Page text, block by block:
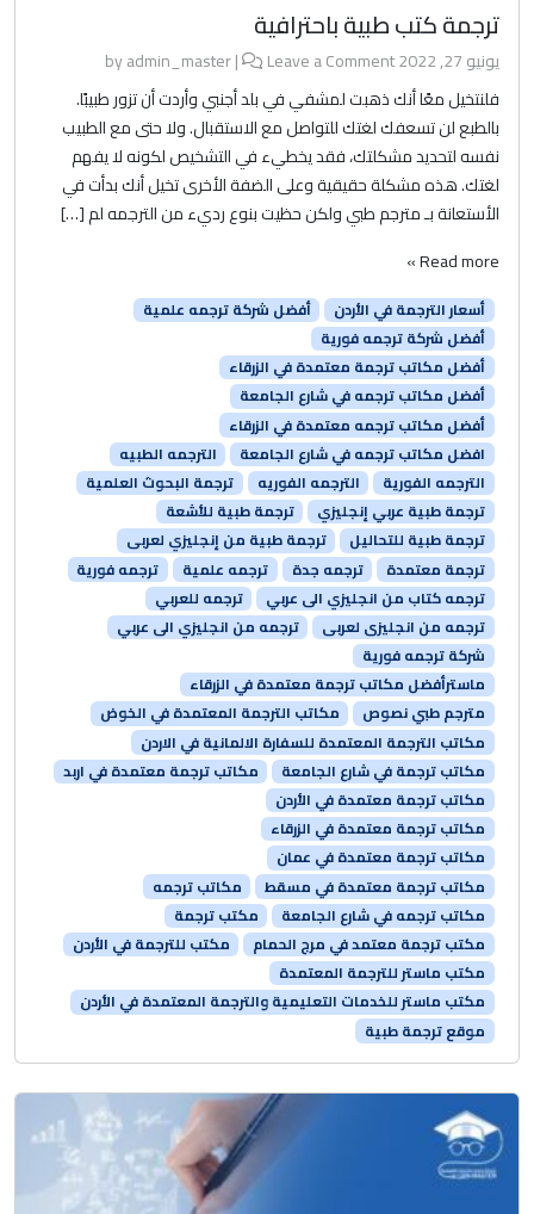
ترجمة كتب طبية باحترافية
يونيو 27, 2022 admin_master|
Leave a Comment
فلنتخيل معًا أنك ذهبت لمشفي في بلد أجنبي وأردت أن تزور طبيبًا.
بالطبع لن تسعفك لغتك للتواصل مع الاستقبال. ولا حتى مع الطبيب
نفسه لتحديد مشكلتك، فقد يخطيء في التشخيص لكونه لا يفهم
لغتك. هذه مشكلة حقيقية وعلى الضفة الأخرى تخيل أنك بدأت في
الأستعانة بـ مترجم طبي ولكن حظيت بنوع رديء من الترجمه لم […]
Read more »
أسعار الترجمة في الأردن
أفضل شركة ترجمه علمية
أفضل شركة ترجمه فورية
أفضل مكاتب ترجمة معتمدة في الزرقاء
أفضل مكاتب ترجمه في شارع الجامعة
أفضل مكاتب ترجمه معتمدة في الزرقاء
افضل مكاتب ترجمه في شارع الجامعة
الترجمه الطبيه
الترجمه الفورية
الترجمه الفوريه
ترجمة البحوث العلمية
ترجمة طبية عربي إنجليزي
ترجمة طبية للأشعة
ترجمة طبية للتحاليل
ترجمة طبية من إنجليزي لعربى
ترجمة معتمدة
ترجمه جدة ترجمه علمية
ترجمه فورية
ترجمه كتاب من انجليزي الى عربي
ترجمه للعربي
ترجمه من انجليزى لعربى
ترجمه من انجليزي الى عربي
شركة ترجمه فورية
ماسترأفضل مكاتب ترجمة معتمدة في الزرقاء
مترجم طبي نصوص
مكاتب الترجمة المعتمدة في الخوض
مكاتب الترجمة المعتمدة للسفارة الالمانية في الاردن
مكاتب ترجمة في شارع الجامعة
مكاتب ترجمة معتمدة في اربد
مكاتب ترجمة معتمدة في الأردن
مكاتب ترجمة معتمدة في الزرقاء
مكاتب ترجمة معتمدة في عمان
مكاتب ترجمة معتمدة في مسقط
مكاتب ترجمه
مكاتب ترجمه في شارع الجامعة
مكتب ترجمة
مكتب ترجمة معتمد في مرج الحمام
مكتب للترجمة في الأردن
مكتب ماستر للترجمة المعتمدة
مكتب ماستر للخدمات التعليمية والترجمة المعتمدة في الأردن
موقع ترجمة طبية